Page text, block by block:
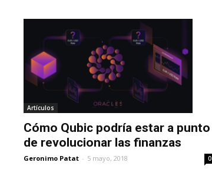
HISPANO
Artículos
Cómo Qubic podría estar a punto
de revolucionar las finanzas
Geronimo Patat - 5 mayo, 2018 0